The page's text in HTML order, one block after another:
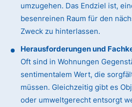
umzugehen. Das Endziel ist,
besenreinen Raum für den
Zweck zu hinterlassen.
Herausforderungen und
Oft sind in Wohnungen
sentimentalem Wert, die
müssen. Gleichzeitig gibt es
oder umweltgerecht entsorgt